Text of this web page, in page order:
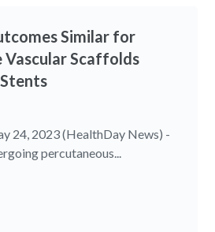
Similar for
Vascular Scaffolds
24, 2023 (HealthDay News) -
percutaneous...